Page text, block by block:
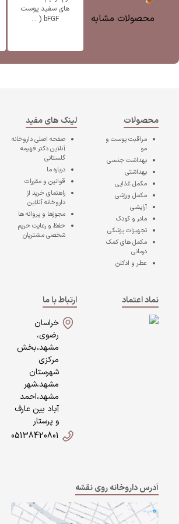
محصولات مشابه
های سفید پوست
bFGF ( ...
محصولات
مراقبت پوست و
مو
بهداشت جنسی
بهداشتی
مکمل غذایی
مکمل ورزشی
آرایشی
مادر و کودک
تجهیزات پزشکی
مکمل های کمک
درمانی
عطر و ادکلن
لینک های مفید
صفحه اصلیداروخانه
آنلاین دکتر فهیمه
گلستانی
درباره ما
قوانین و مقررات
راهنمای خرید از
داروخانه آنلاین
مجوزها و پروانه ها
حفظ و رعایت حریم
شخصی مشتریان
نماد اعتماد
ارتباط با ما
خراسان
رضوی،
مشهد،بخش
مرکزی
شهرستان
مشهد،شهر
مشهد،احمد
آباد بین عارف
و پرستار
05138420801
آدرس داروخانه روی نقشه